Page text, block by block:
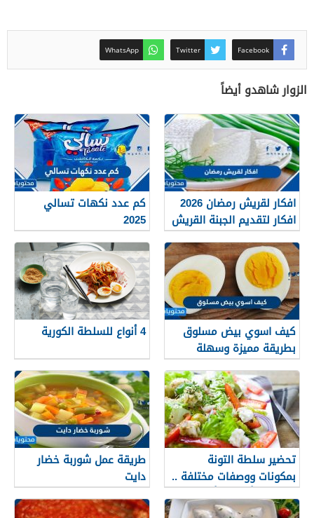
Facebook
Twitter
WhatsApp
الزوار شاهدو أيضاً
افكار لقريش رمضان 2026
افكار لتقديم الجبنة القريش
للسحور
كم عدد نكهات تسالي
2025
كيف اسوي بيض مسلوق
بطريقة مميزة وسهلة
4 أنواع للسلطة الكورية
تحضير سلطة التونة
بمكونات ووصفات مختلفة ..
اكتشفي أسهل وأفضل
الطرق
طريقة عمل شوربة خضار
دايت